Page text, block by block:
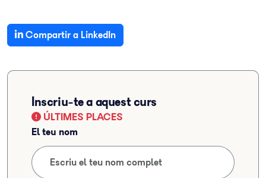
Compartir a LinkedIn
Inscriu-te a aquest curs
ÚLTIMES PLACES
El teu nom